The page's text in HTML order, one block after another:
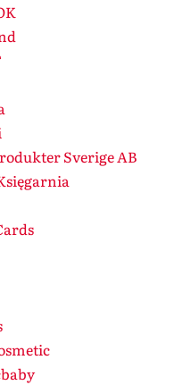
Sverige AB